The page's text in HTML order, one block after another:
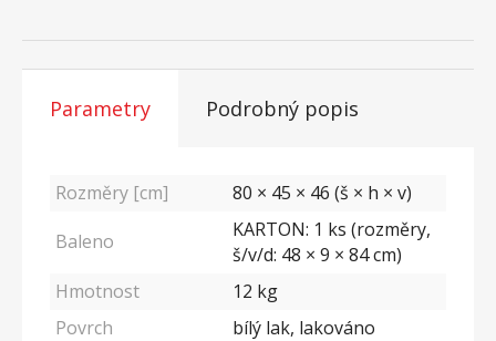
Parametry Podrobný popis
Rozměry [cm]
80 × 45 × 46 (š × h × v)
Baleno
KARTON: 1 ks (rozměry,
š/v/d: 48 × 9 × 84 cm)
Hmotnost
12 kg
Povrch
bílý lak, lakováno